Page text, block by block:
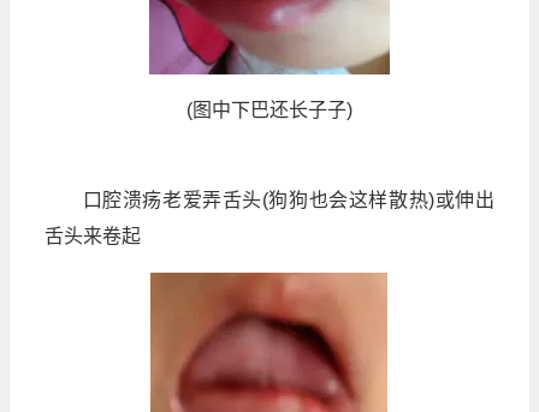
(图中下巴还长子子)
口腔溃疡老爱弄舌头(狗狗也会这样散热)或伸出
舌头来卷起